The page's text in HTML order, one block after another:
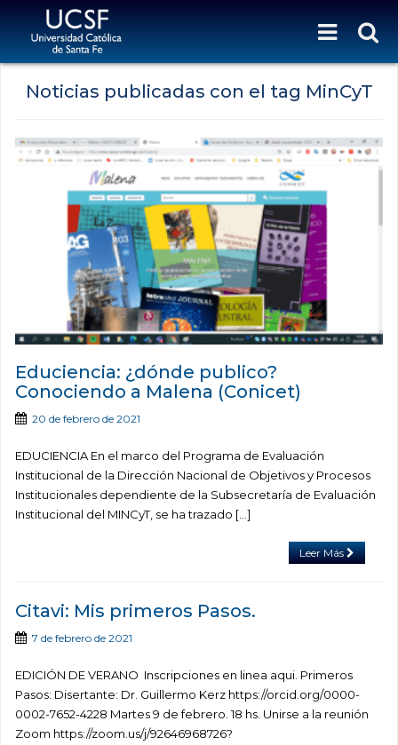
Noticias publicadas con el tag MinCyT
Educiencia: ¿dónde publico?
Conociendo a Malena (Conicet)
20 de febrero de 2021
EDUCIENCIA En el marco del Programa de Evaluación
Institucional de la Dirección Nacional de Objetivos y Procesos
Institucionales dependiente de la Subsecretaría de Evaluación
Institucional del MINCyT, se ha trazado […]
Leer Más
Citavi: Mis primeros Pasos.
7 de febrero de 2021
EDICIÓN DE VERANO Inscripciones en linea aqui. Primeros
Pasos: Disertante: Dr. Guillermo Kerz https://orcid.org/0000-
0002-7652-4228 Martes 9 de febrero. 18 hs. Unirse a la reunión
Zoom https://zoom.us/j/92646968726?